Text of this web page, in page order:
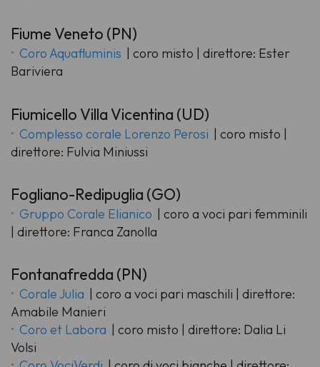
Fiume Veneto (PN)
Coro Aquafluminis | coro misto | direttore: Ester
Bariviera
Fiumicello Villa Vicentina (UD)
Complesso corale Lorenzo Perosi | coro misto |
direttore: Fulvia Miniussi
Fogliano-Redipuglia (GO)
Gruppo Corale Elianico | coro a voci pari femminili
| direttore: Franca Zanolla
Fontanafredda (PN)
Corale Julia | coro a voci pari maschili | direttore:
Amabile Manieri
Coro et Labora | coro misto | direttore: Dalia Li
Volsi